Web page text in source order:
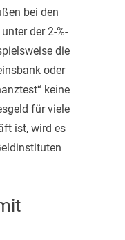
bei den
der 2-%-
die
oder
keine
für viele
ist, wird es